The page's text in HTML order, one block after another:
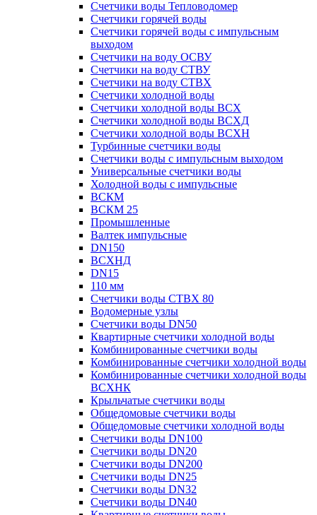
Счетчики воды Тепловодомер
Счетчики горячей воды
Счетчики горячей воды с импульсным
выходом
Счетчики на воду ОСВУ
Счетчики на воду СТВУ
Счетчики на воду СТВХ
Счетчики холодной воды
Счетчики холодной воды ВСХ
Счетчики холодной воды ВСХД
Счетчики холодной воды ВСХН
Турбинные счетчики воды
Счетчики воды с импульсным выходом
Универсальные счетчики воды
Холодной воды с импульсные
ВСКМ
ВСКМ 25
Промышленные
Валтек импульсные
DN150
ВСХНД
DN15
110 мм
Счетчики воды СТВХ 80
Водомерные узлы
Счетчики воды DN50
Квартирные счетчики холодной воды
Комбинированные счетчики воды
Комбинированные счетчики холодной воды
Комбинированные счетчики холодной воды
ВСХНК
Крыльчатые счетчики воды
Общедомовые счетчики воды
Общедомовые счетчики холодной воды
Счетчики воды DN100
Счетчики воды DN20
Счетчики воды DN200
Счетчики воды DN25
Счетчики воды DN32
Счетчики воды DN40